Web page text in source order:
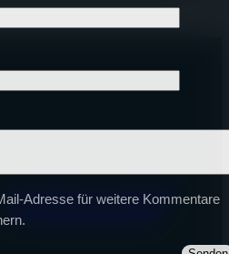
Unterstützt vom Lehrstuhl
für Medienwissenschaft
Adresse für weitere Kommentare